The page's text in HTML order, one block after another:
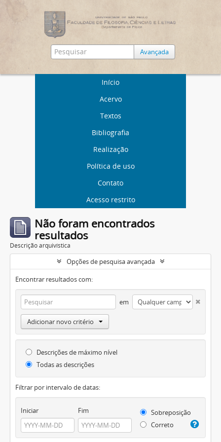
Avançada
Início
Acervo
Textos
Bibliografia
Realização
Política de uso
Contato
Acesso restrito
Não foram encontrados
resultados
Descrição arquivística
Opções de pesquisa avançada
Encontrar resultados com:
em
Adicionar novo critério
Descrições de máximo nível
Todas as descrições
Filtrar por intervalo de datas:
Iniciar Fim
Sobreposição
Correto